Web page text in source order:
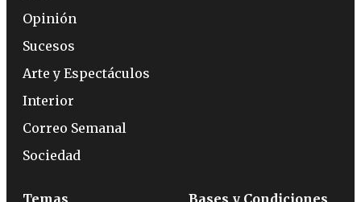
Opinión
Sucesos
Arte y Espectáculos
Interior
Correo Semanal
Sociedad
Temas
Bases y Condiciones